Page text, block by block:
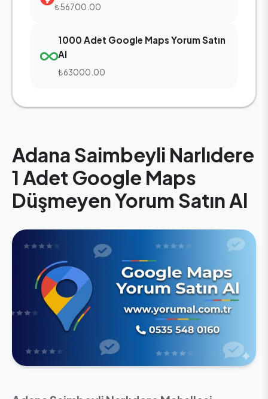
Adana Saimbeyli Narlıdere
1 Adet Google Maps
Düşmeyen Yorum Satın Al
₺56700.00
1000 Adet Google Maps Yorum Satın
Al
₺63000.00